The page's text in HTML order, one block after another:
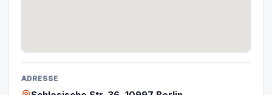
ADRESSE